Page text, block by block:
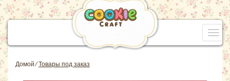
Домой⁄Товары под заказ